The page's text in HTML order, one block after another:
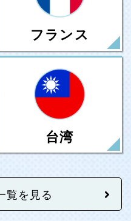
フランス
台湾
覧を見る